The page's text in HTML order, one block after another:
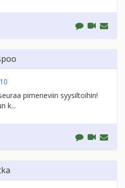
pimeneviin syysiltoihin!
k...